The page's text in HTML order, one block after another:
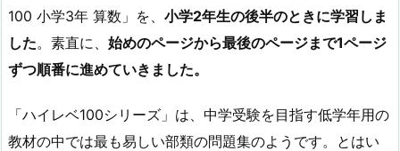
100 小学3年 算数」を、 小学2年生の後半のときに学習しま
した。素直に、 始めのページから最後のページまで1ページ
ずつ順番に進めていきました。
「ハイレベ100シリーズ」は、中学受験を目指す低学年用の
教材の中では最も易しい部類の問題集のようです。とはい